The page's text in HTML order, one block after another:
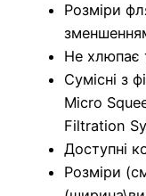
Розміри
Не хлюпає
Сумісні з
Micro
Filtration
Доступні
Розміри